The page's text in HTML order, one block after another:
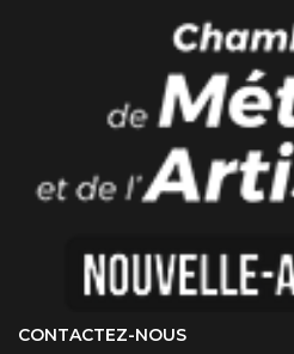
CONTACTEZ-NOUS